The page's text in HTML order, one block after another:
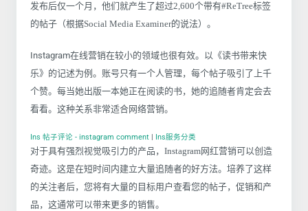
发布后仅一个月，他们就产生了超过2,600个带有#ReTree标签
的帖子（根据Social Media Examiner的说法）。
Instagram在线营销在较小的领域也很有效。以《读书带来快
乐》的记述为例。账号只有一个人管理，每个帖子吸引了上千
个赞。每当她出版一本她正在阅读的书，她的追随者肯定会去
看看。这种关系非常适合网络营销。
Ins 帖子评论 - instagram comment Ins服务分类
对于具有强烈视觉吸引力的产品，Instagram网红营销可以创造
奇迹。这是在短时间内建立大量追随者的好方法。培养了这样
的关注者后，您将有大量的目标用户查看您的帖子，促销和产
品，这通常可以带来更多的销售。